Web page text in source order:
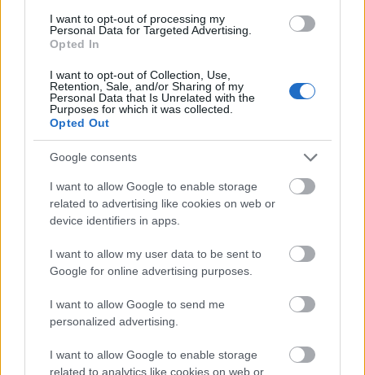
I want to opt-out of processing my
Personal Data for Targeted Advertising.
Opted In
I want to opt-out of Collection, Use,
Retention, Sale, and/or Sharing of my
Personal Data that Is Unrelated with the
Purposes for which it was collected.
Opted Out
Google consents
I want to allow Google to enable storage
related to advertising like cookies on web or
device identifiers in apps.
I want to allow my user data to be sent to
Google for online advertising purposes.
I want to allow Google to send me
personalized advertising.
I want to allow Google to enable storage
related to analytics like cookies on web or
küszöbök felszerelésével lehet leghatékonyabban
megvalósítani. Ehhez, az akár 10-15 évre is
profilmaróval kell szerelővájatot kialakítani az
ajtókon és ablakokon. Az ehhez szükséges
profilmaró berendezés bérelhető. A bérleti díj 10-20
ezer Ft, a példánkban szereplő ház résszigetelése
tehát 40-60 ezer Ft -ból megvalósítható. Egy hét alatt
az összes nyílászárón kialakíthatók a szerelővájatok
és belehúzhatók a szigetelő elemek. A szigetelést
magunk is eltudjuk végezni, de hívhatunk
szakembert, viszont akkor kb. háromszoros
gyorsabban és egyszerűbben is elvégezhetjük
öntapadó résszigetelő szalaggal, de ennek az
Ablakcserével további jelentős hőveszteség
kerülhető el. Az ablakcsere során a régi 2x1 rétegű
üveget kettő- vagy háromrétegű gáztöltésű, jobb